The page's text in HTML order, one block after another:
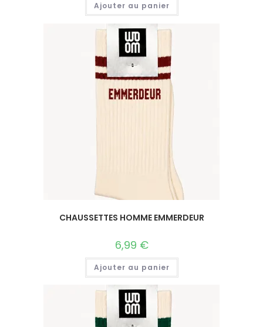
Ajouter au panier
CHAUSSETTES HOMME EMMERDEUR
6,99 €
Ajouter au panier